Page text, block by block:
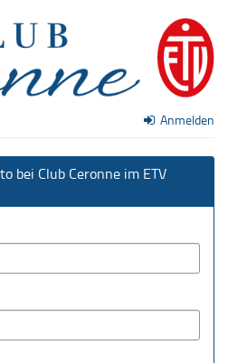
Anmelden
bei Club Ceronne im ETV